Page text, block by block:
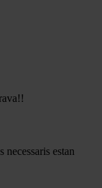
necessaris estan